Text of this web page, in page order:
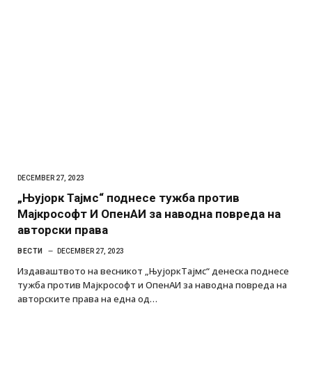
DECEMBER 27, 2023
„Њујорк Тајмс“ поднесе тужба против
Мајкрософт И ОпенАИ за наводна повреда на
авторски права
ВЕСТИ DECEMBER 27, 2023
Издаваштвото на весникот „ЊујоркТајмс“ денеска поднесе
тужба против Мајкрософт и ОпенАИ за наводна повреда на
авторските права на една од…